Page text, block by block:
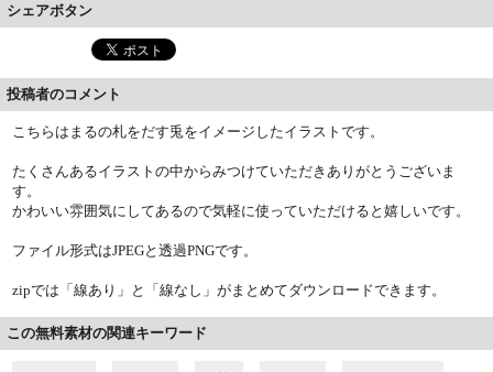
シェアボタン
投稿者のコメント
こちらはまるの札をだす兎をイメージしたイラストです。
たくさんあるイラストの中からみつけていただきありがとうございま
す。
かわいい雰囲気にしてあるので気軽に使っていただけると嬉しいです。
ファイル形式はJPEGと透過PNGです。
zipでは「線あり」と「線なし」がまとめてダウンロードできます。
この無料素材の関連キーワード